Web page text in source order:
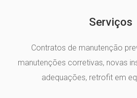
Serviços
Contratos de manutenção
manutenções corretivas, novas
adequações, retrofit em